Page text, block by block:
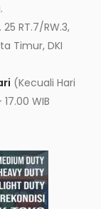
RT.7/RW.3,
Timur, DKI
(Kecuali Hari
WIB